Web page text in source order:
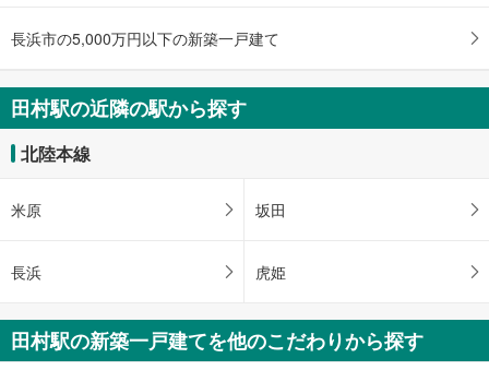
長浜市の5,000万円以下の新築一戸建て
田村駅の近隣の駅から探す
北陸本線
米原 坂田
長浜 虎姫
田村駅の新築一戸建てを他のこだわりから探す